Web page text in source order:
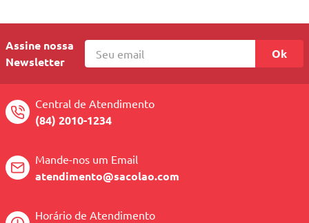
Assine nossa
Newsletter
Ok
Central de Atendimento
(84) 2010-1234
Mande-nos um Email
atendimento@sacolao.com
Horário de Atendimento